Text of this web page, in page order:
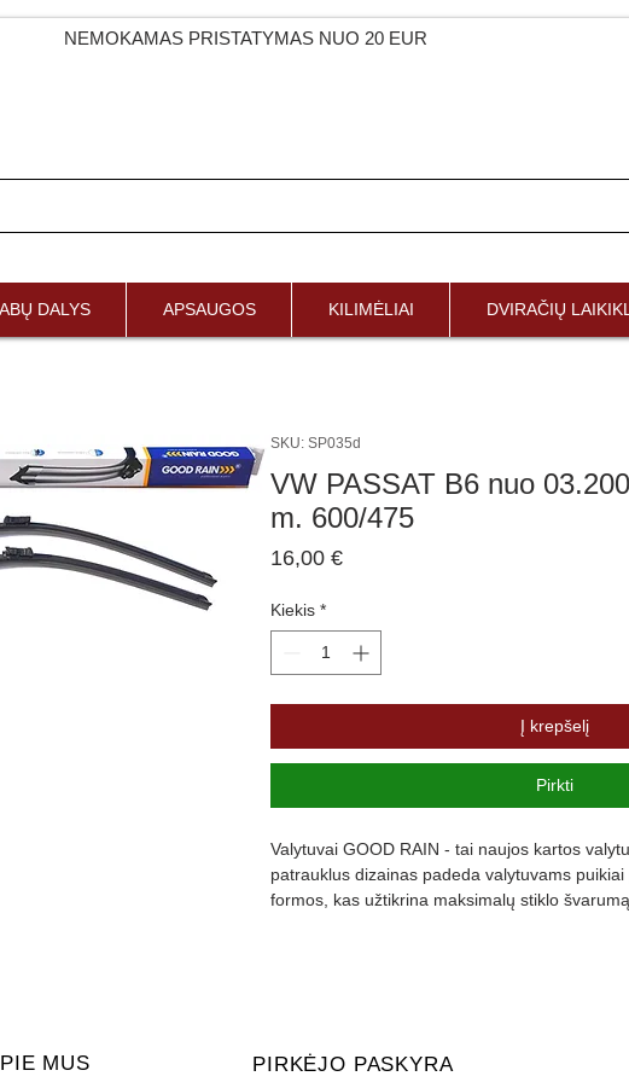
NEMOKAMAS PRISTATYMAS NUO 20 EUR
DALYS APSAUGOS KILIMĖLIAI DVIRAČIŲ
SKU: SP035d
VW PASSAT B6 nuo
m. 600/475
16,00 €Price
Kiekis *
Į krepšelį
Pirkti
Valytuvai GOOD RAIN - tai naujos kartos
patrauklus dizainas padeda valytuvams
formos, kas užtikrina maksimalų stiklo
MUS PIRKĖJO PASKYRA